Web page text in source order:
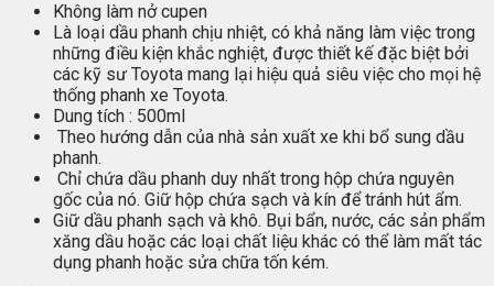
Không làm nở cupen
Là loại dầu phanh chịu nhiệt, có khả năng làm việc trong
những điều kiện khắc nghiệt, được thiết kế đặc biệt bởi
các kỹ sư Toyota mang lại hiệu quả siêu việc cho mọi hệ
thống phanh xe Toyota.
Dung tích : 500ml
Theo hướng dẫn của nhà sản xuất xe khi bổ sung dầu
phanh.
Chỉ chứa dầu phanh duy nhất trong hộp chứa nguyên
gốc của nó. Giữ hộp chứa sạch và kín để tránh hút ẩm.
Giữ dầu phanh sạch và khô. Bụi bẩn, nước, các sản phẩm
xăng dầu hoặc các loại chất liệu khác có thể làm mất tác
dụng phanh hoặc sửa chữa tốn kém.